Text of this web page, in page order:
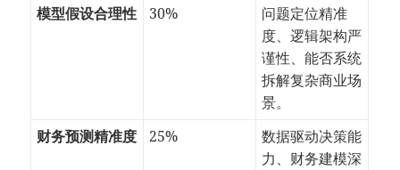
模型假设合理性
30%
问题定位精准
度、逻辑架构严
谨性、能否系统
拆解复杂商业场
景。
财务预测精准度
25%
数据驱动决策能
力、财务建模深